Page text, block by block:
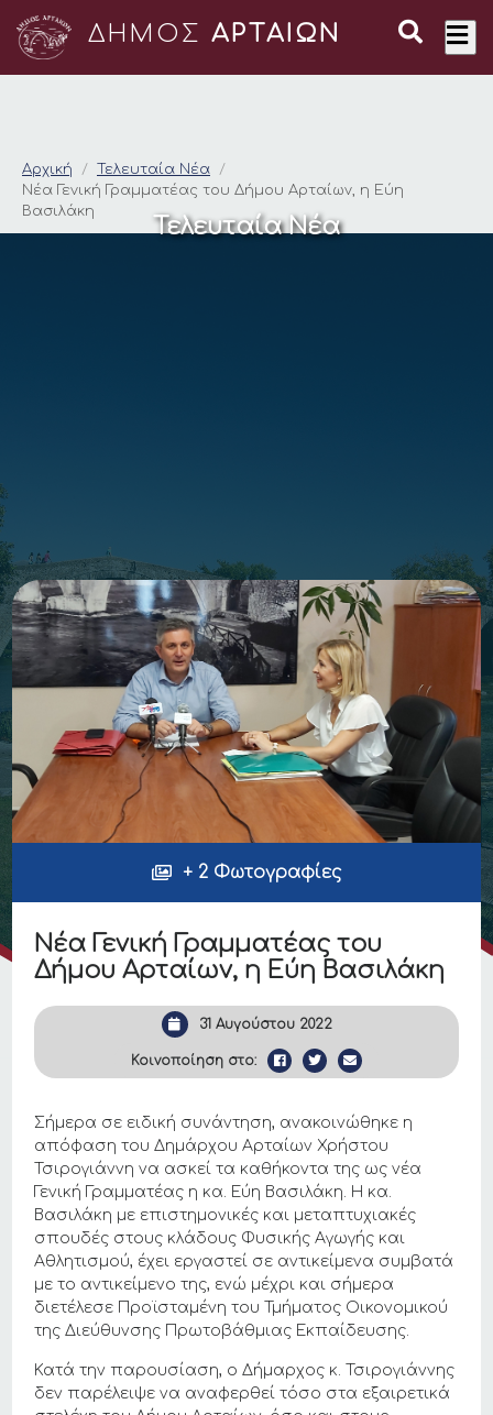
ΔΗΜΟΣ ΑΡΤΑΙΩΝ
Νέα Γενική
Αρχική
Τελευταία Νέα
Νέα Γενική Γραμματέας του Δήμου Αρταίων, η Εύη
Βασιλάκη
Τελευταία Νέα
+ 2 Φωτογραφίες
Νέα Γενική Γραμματέας του
Δήμου Αρταίων, η Εύη Βασιλάκη
31 Αυγούστου 2022
Κοινοποίηση στο:
Σήμερα σε ειδική συνάντηση, ανακοινώθηκε η
απόφαση του Δημάρχου Αρταίων Χρήστου
Τσιρογιάννη να ασκεί τα καθήκοντα της ως νέα
Γενική Γραμματέας η κα. Εύη Βασιλάκη. Η κα.
Βασιλάκη με επιστημονικές και μεταπτυχιακές
σπουδές στους κλάδους Φυσικής Αγωγής και
Αθλητισμού, έχει εργαστεί σε αντικείμενα συμβατά
με το αντικείμενο της, ενώ μέχρι και σήμερα
διετέλεσε Προϊσταμένη του Τμήματος Οικονομικού
της Διεύθυνσης Πρωτοβάθμιας Εκπαίδευσης.
Κατά την παρουσίαση, ο Δήμαρχος κ. Τσιρογιάννης
δεν παρέλειψε να αναφερθεί τόσο στα εξαιρετικά